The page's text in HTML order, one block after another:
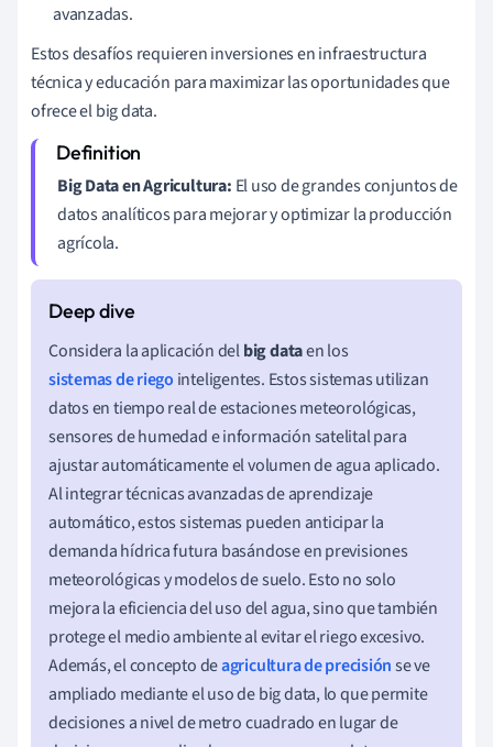
avanzadas.
Estos desafíos requieren inversiones en infraestructura
técnica y educación para maximizar las oportunidades que
ofrece el big data.
Big Data en Agricultura: El uso de grandes conjuntos de
datos analíticos para mejorar y optimizar la producción
agrícola.
Considera la aplicación delbig dataen los
sistemas de riego inteligentes. Estos sistemas utilizan
datos en tiempo real de estaciones meteorológicas,
sensores de humedad e información satelital para
ajustar automáticamente el volumen de agua aplicado.
Al integrar técnicas avanzadas de aprendizaje
automático, estos sistemas pueden anticipar la
demanda hídrica futura basándose en previsiones
meteorológicas y modelos de suelo. Esto no solo
mejora la eficiencia del uso del agua, sino que también
protege el medio ambiente al evitar el riego excesivo.
Además, el concepto deagricultura de precisiónse ve
ampliado mediante el uso de big data, lo que permite
decisiones a nivel de metro cuadrado en lugar de